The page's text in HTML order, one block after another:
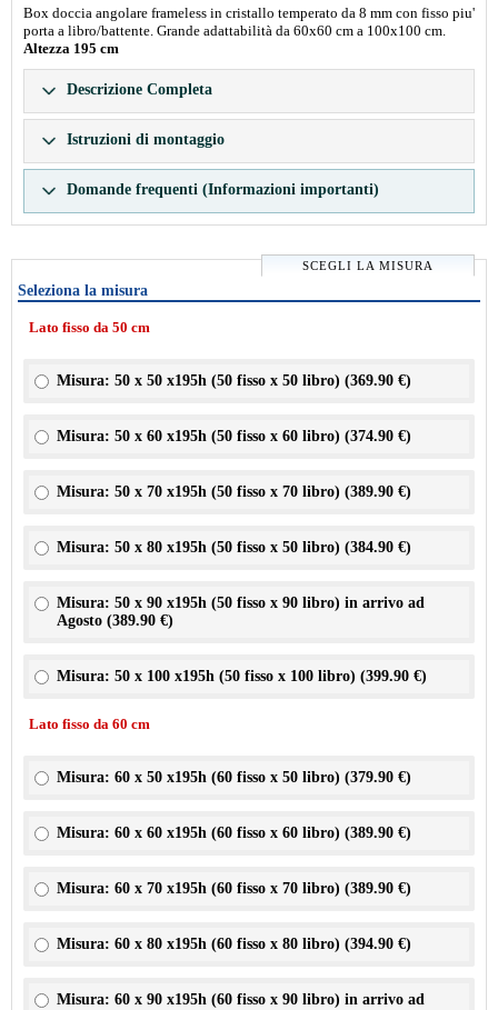
Box doccia angolare frameless in cristallo temperato da 8 mm con fisso piu'
porta a libro/battente. Grande adattabilità da 60x60 cm a 100x100 cm.
Altezza 195 cm
Descrizione Completa
Istruzioni di montaggio
Domande frequenti (Informazioni importanti)
SCEGLI LA MISURA
Seleziona la misura
Lato fisso da 50 cm
Misura: 50 x 50 x195h (50 fisso x 50 libro) (369.90 €)
Misura: 50 x 60 x195h (50 fisso x 60 libro) (374.90 €)
Misura: 50 x 70 x195h (50 fisso x 70 libro) (389.90 €)
Misura: 50 x 80 x195h (50 fisso x 50 libro) (384.90 €)
Misura: 50 x 90 x195h (50 fisso x 90 libro) in arrivo ad
Agosto (389.90 €)
Misura: 50 x 100 x195h (50 fisso x 100 libro) (399.90 €)
Lato fisso da 60 cm
Misura: 60 x 50 x195h (60 fisso x 50 libro) (379.90 €)
Misura: 60 x 60 x195h (60 fisso x 60 libro) (389.90 €)
Misura: 60 x 70 x195h (60 fisso x 70 libro) (389.90 €)
Misura: 60 x 80 x195h (60 fisso x 80 libro) (394.90 €)
Misura: 60 x 90 x195h (60 fisso x 90 libro) in arrivo ad